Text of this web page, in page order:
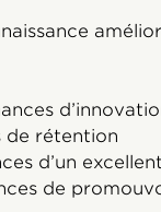
de rétention
d’un
de